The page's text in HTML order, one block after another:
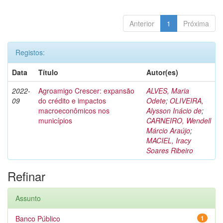
Anterior 1 Próxima
Registos:
Data
Título
Autor(es)
2022-
09
Agroamigo Crescer: expansão
do crédito e impactos
macroeconômicos nos
municípios
ALVES, Maria
Odete; OLIVEIRA,
Alysson Inácio de;
CARNEIRO, Wendell
Márcio Araújo;
MACIEL, Iracy
Soares Ribeiro
Refinar
Assunto
1
Banco Público